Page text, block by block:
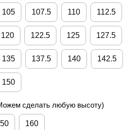
105 107.5 110 112.5
120 122.5 125 127.5
135 137.5 140 142.5
150
сделать любую высоту)
160